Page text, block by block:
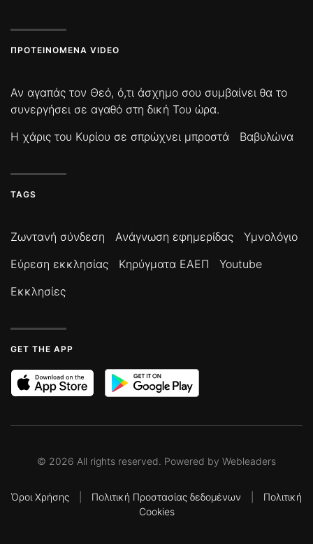
ΠΡΟΤΕΙΝΌΜΕΝΑ VIDEO
Αν αγαπάς τον Θεό, ό,τι άσχημο σου συμβαίνει θα το
συνεργήσει σε αγαθό στη δική Του ώρα.
Η χάρις του Κυρίου σε σπρώχνει μπροστά
Βαβυλώνα
TAGS
Ζωντανή σύνδεση Ανάγνωση εφημερίδας
Υμνολόγιο
Εύρεση εκκλησίας
Κηρύγματα ΕΑΕΠ
Youtube
Εκκλησίες
GET THE APP
© 2026 All rights reserved. Powered by Webleaders
Όροι Χρήσης Πολιτική Προστασίας δεδομένων
Πολιτική
Cookies